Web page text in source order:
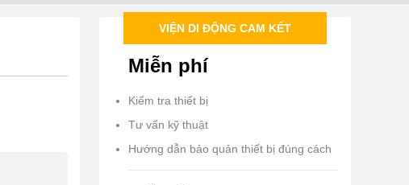
VIỆN DI ĐỘNG CAM KẾT
Miễn phí
Kiểm tra thiết bị
Tư vấn kỹ thuật
Hướng dẫn bảo quản thiết bị đúng cách